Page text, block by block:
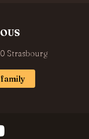
Strasbourg